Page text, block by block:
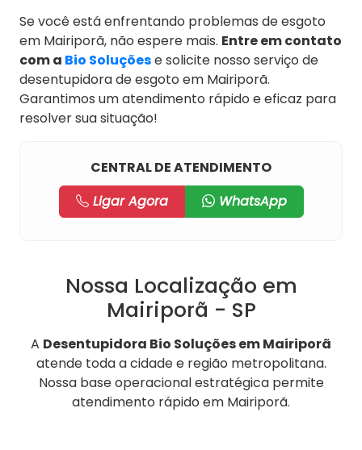
Se você está enfrentando problemas de esgoto
em Mairiporã, não espere mais. Entre em contato
com a Bio Soluçõese solicite nosso serviço de
desentupidora de esgoto em Mairiporã.
Garantimos um atendimento rápido e eficaz para
resolver sua situação!
CENTRAL DE ATENDIMENTO
Ligar Agora
WhatsApp
Nossa Localização em
Mairiporã - SP
A Desentupidora Bio Soluções em Mairiporã
atende toda a cidade e região metropolitana.
Nossa base operacional estratégica permite
atendimento rápido em Mairiporã.